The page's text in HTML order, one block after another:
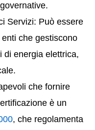
Servizi: Può essere
che gestiscono
di energia elettrica,
che fornire
è un
, che regolamenta